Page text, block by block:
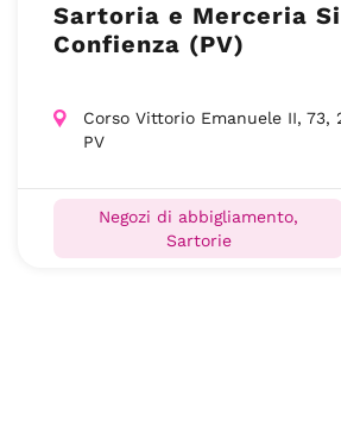
Sartoria e Merceria
Confienza (PV)
Corso Vittorio Emanuele II, 73,
PV
Negozi di abbigliamento,
Sartorie